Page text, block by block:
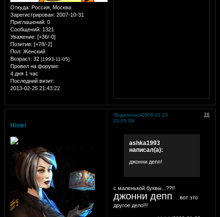
Откуда: Россия, Москва
Зарегистрирован: 2007-10-31
Приглашений: 0
Сообщений: 1321
Уважение: [+36/-0]
Позитив: [+78/-2]
Пол: Женский
Возраст: 32 [1993-11-05]
Провел на форуме:
4 дня 1 час
Последний визит:
2013-02-25 21:43:22
Поделиться 36
2008-01-23
20:05:59
Hisiel
ashka1993
написал(а):
джонни депп!
с маленькой буквы...??!!
джонни депп вот это
другое дело!!!